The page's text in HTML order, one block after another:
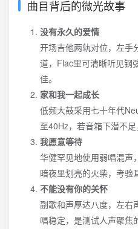
曲目背后的微光故事
没有永久的爱情
开场吉他两轨对位，左手
道，Flac里可清晰听见钢
佳。
家和我一起成长
低频大鼓采用七十年代
至40Hz，若音箱下潜不足
我愿意等待
华健罕见地使用弱唱混声
暗夜里划亮的火柴，考验
不能没有你的关怀
副歌和声厚达八度，左右
唱稳定，是测试人声聚焦